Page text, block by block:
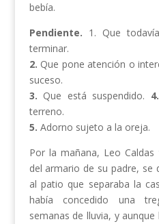
bebía.
Pendiente. 1. Que
terminar.
2. Que pone atención o
suceso.
3. Que está suspendido. 4.
terreno.
5. Adorno sujeto a la oreja.
Por la mañana, Leo
del armario de su padre, se
al patio que separaba la
había concedido una
semanas de lluvia, y